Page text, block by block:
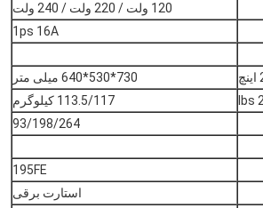
120 ولت / 220 ولت / 240 ولت
1ps 16A
730*530*640 میلی متر
113.5/117 کیلوگرم
93/198/264
195FE
استارت برقی